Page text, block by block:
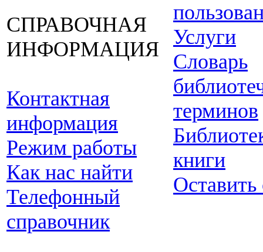
СПРАВОЧНАЯ
ИНФОРМАЦИЯ
Контактная
информация
Режим работы
Как нас найти
Телефонный
справочник
Услуги
Словарь
терминов
книги
Оставить